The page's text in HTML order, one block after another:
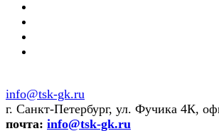
info@tsk-gk.ru
г. Санкт-Петербург, ул. Фучика 4К,
почта: info@tsk-gk.ru